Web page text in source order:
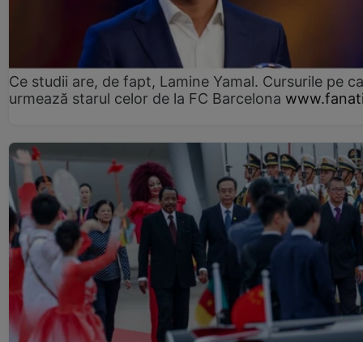
Ce studii are, de fapt, Lamine Yamal. Cursurile pe
urmează starul celor de la FC Barcelona